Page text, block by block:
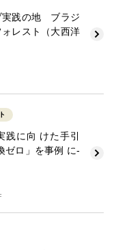
実践の地 ブラジ
レスト（大西洋
践に向 けた手引
ゼロ」を事例 に‐